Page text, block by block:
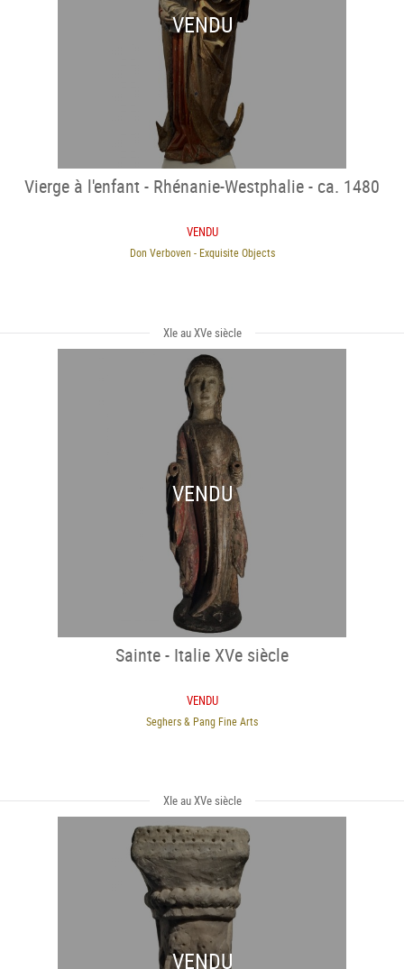
VENDU
Vierge à l'enfant - Rhénanie-Westphalie - ca. 1480
VENDU
Don Verboven - Exquisite Objects
XIe au XVe siècle
VENDU
Sainte - Italie XVe siècle
VENDU
Seghers & Pang Fine Arts
XIe au XVe siècle
VENDU